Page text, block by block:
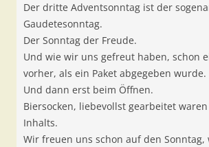
Der dritte Adventsonntag ist der
Gaudetesonntag.
Der Sonntag der Freude.
Und wie wir uns gefreut haben, schon
vorher, als ein Paket abgegeben wurde.
Und dann erst beim Öffnen.
Biersocken, liebevollst gearbeitet
Inhalts.
Wir freuen uns schon auf den